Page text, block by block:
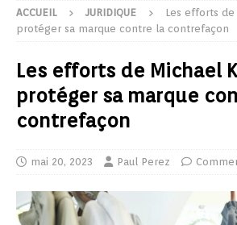
ACCUEIL JURIDIQUE
Les efforts
protéger sa marque contre la contrefaçon
Les efforts de Michael
protéger sa marque
contrefaçon
mai 20, 2023 Paul Perez